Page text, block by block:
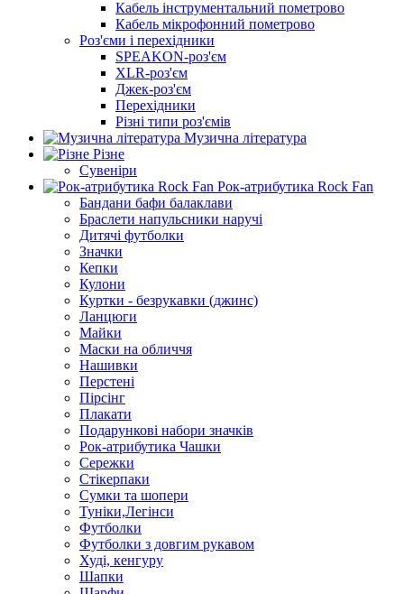
Кабель інструментальний пометрово
Кабель мікрофонний пометрово
Роз'єми і перехідники
SPEAKON-роз'єм
XLR-роз'єм
Джек-роз'єм
Перехідники
Різні типи роз'ємів
Музична література
Різне
Сувеніри
Рок-атрибутика Rock Fan
Бандани бафи балаклави
Браслети напульсники наручі
Дитячі футболки
Значки
Кепки
Кулони
Куртки - безрукавки (джинс)
Ланцюги
Майки
Маски на обличчя
Нашивки
Перстені
Пірсінг
Плакати
Подарункові набори значків
Рок-атрибутика Чашки
Сережки
Стікерпаки
Сумки та шопери
Туніки,Легінси
Футболки
Футболки з довгим рукавом
Худі, кенгуру
Шапки